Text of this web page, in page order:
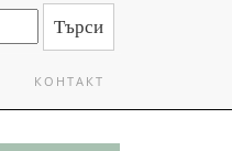
КОНТАКТ